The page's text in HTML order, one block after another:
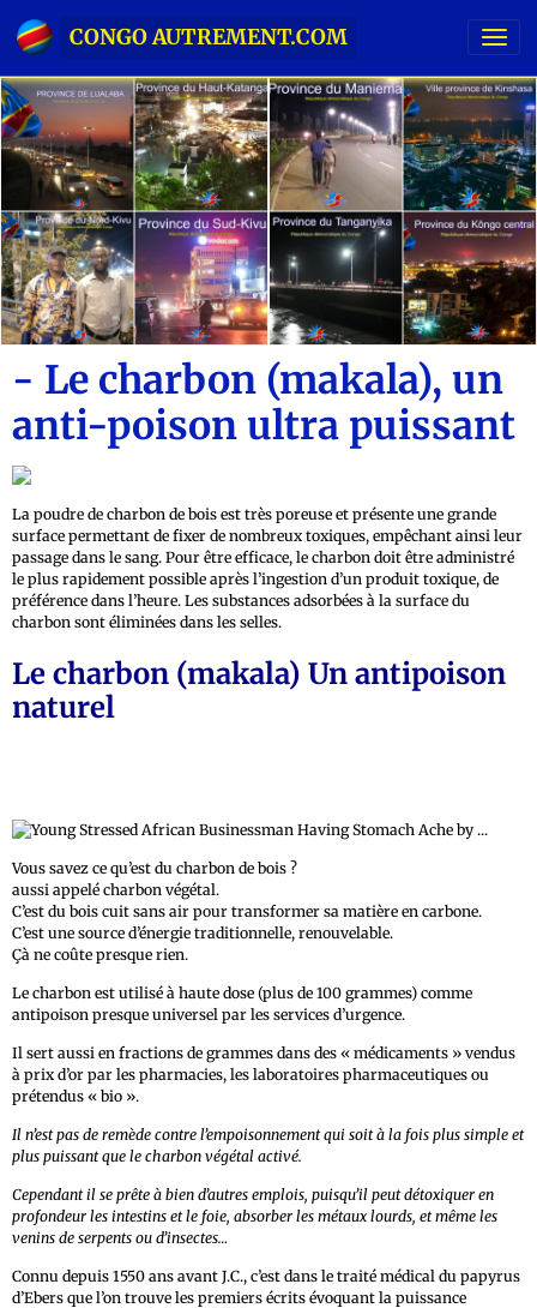
CONGO AUTREMENT.COM
- Le charbon (makala), un
anti-poison ultra puissant
La poudre de charbon de bois est très poreuse et présente une grande
surface permettant de fixer de nombreux toxiques, empêchant ainsi leur
passage dans le sang. Pour être efficace, le charbon doit être administré
le plus rapidement possible après l’ingestion d’un produit toxique, de
préférence dans l’heure. Les substances adsorbées à la surface du
charbon sont éliminées dans les selles.
Le charbon (makala) Un antipoison
naturel
Vous savez ce qu’est du charbon de bois ?
aussi appelé charbon végétal.
C’est du bois cuit sans air pour transformer sa matière en carbone.
C’est une source d’énergie traditionnelle, renouvelable.
Çà ne coûte presque rien.
Le charbon est utilisé à haute dose (plus de 100 grammes) comme
antipoison presque universel par les services d’urgence.
Il sert aussi en fractions de grammes dans des « médicaments » vendus
à prix d’or par les pharmacies, les laboratoires pharmaceutiques ou
prétendus « bio ».
Il n’est pas de remède contre l’empoisonnement qui soit à la fois plus simple et
plus puissant que le charbon végétal activé.
Cependant il se prête à bien d’autres emplois, puisqu’il peut détoxiquer en
profondeur les intestins et le foie, absorber les métaux lourds, et même les
venins de serpents ou d’insectes…
Connu depuis 1550 ans avant J.C., c’est dans le traité médical du papyrus
d’Ebers que l’on trouve les premiers écrits évoquant la puissance